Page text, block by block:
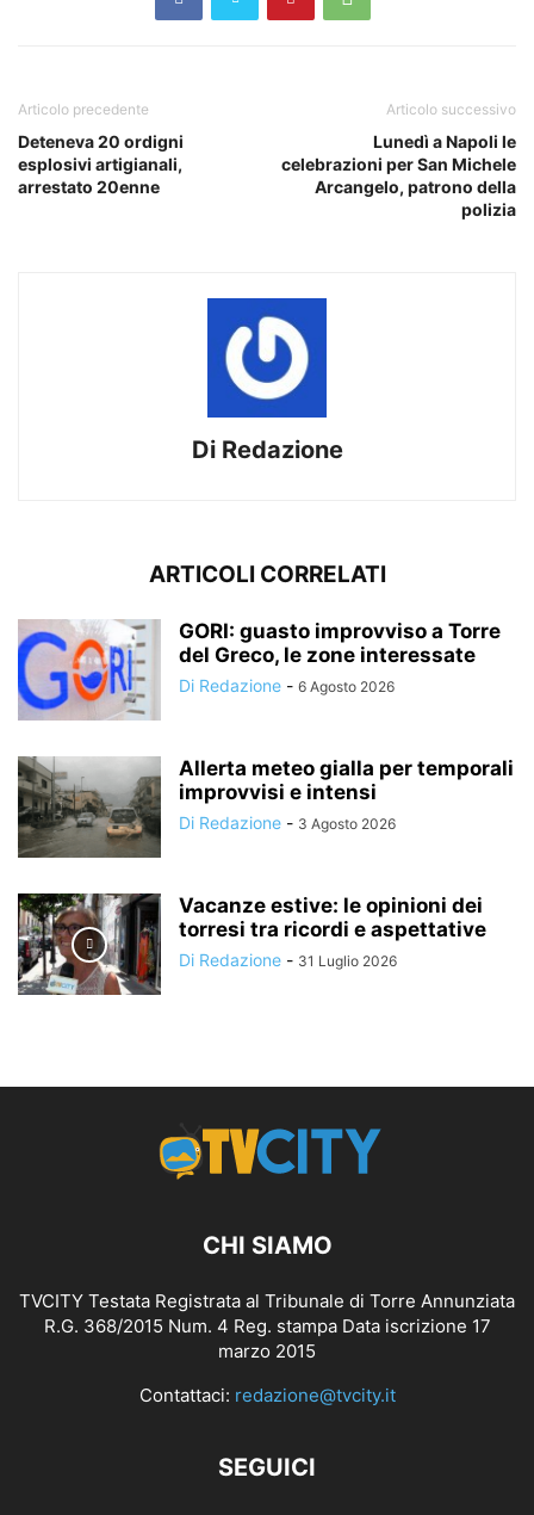
Articolo precedente
Deteneva 20 ordigni
esplosivi artigianali,
arrestato 20enne
Articolo successivo
Lunedì a Napoli le
celebrazioni per San Michele
Arcangelo, patrono della
polizia
Di Redazione
ARTICOLI CORRELATI
GORI: guasto improvviso a Torre
del Greco, le zone interessate
Di Redazione - 6 Agosto 2026
Allerta meteo gialla per temporali
improvvisi e intensi
Di Redazione - 3 Agosto 2026
Vacanze estive: le opinioni dei
torresi tra ricordi e aspettative
Di Redazione - 31 Luglio 2026
CHI SIAMO
TVCITY Testata Registrata al Tribunale di Torre Annunziata
R.G. 368/2015 Num. 4 Reg. stampa Data iscrizione 17
marzo 2015
Contattaci: redazione@tvcity.it
SEGUICI